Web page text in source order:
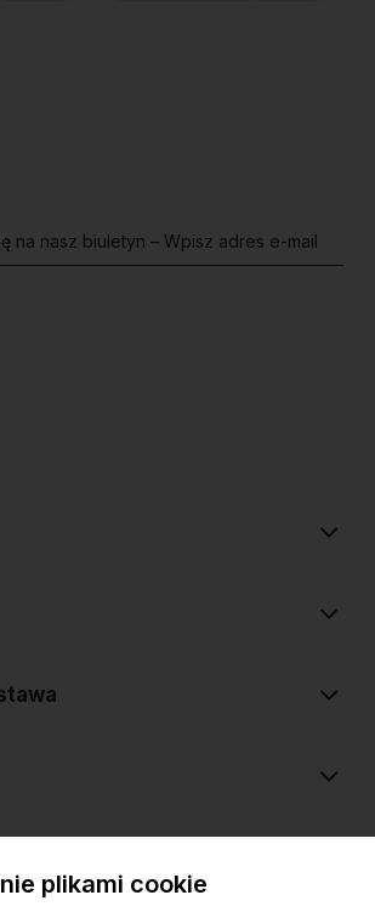
na nasz biuletyn – Wpisz adres e-mail
plikami cookie